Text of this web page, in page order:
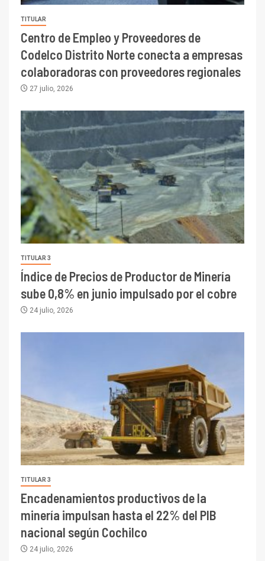
TITULAR
Centro de Empleo y Proveedores de
Codelco Distrito Norte conecta a empresas
colaboradoras con proveedores regionales
27 julio, 2026
TITULAR 3
Índice de Precios de Productor de Minería
sube 0,8% en junio impulsado por el cobre
24 julio, 2026
TITULAR 3
Encadenamientos productivos de la
minería impulsan hasta el 22% del PIB
nacional según Cochilco
24 julio, 2026